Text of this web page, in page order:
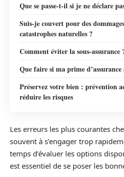
Que se passe-t-il si je ne déclare
Suis-je couvert pour des
catastrophes naturelles ?
Comment éviter la sous-assurance
Que faire si ma prime d’assurance
Préservez votre bien : prévention
réduire les risques
Les erreurs les plus courantes
souvent à s’engager trop
temps d’évaluer les options
est essentiel de se poser les